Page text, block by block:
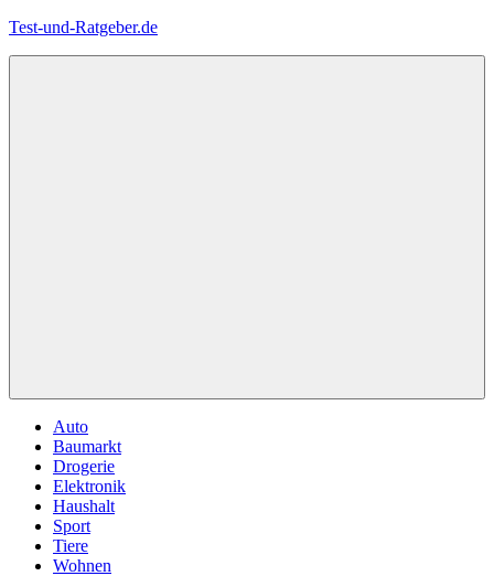
Zum
Test-und-Ratgeber.de
Auto
Baumarkt
Drogerie
Elektronik
Haushalt
Sport
Tiere
Wohnen